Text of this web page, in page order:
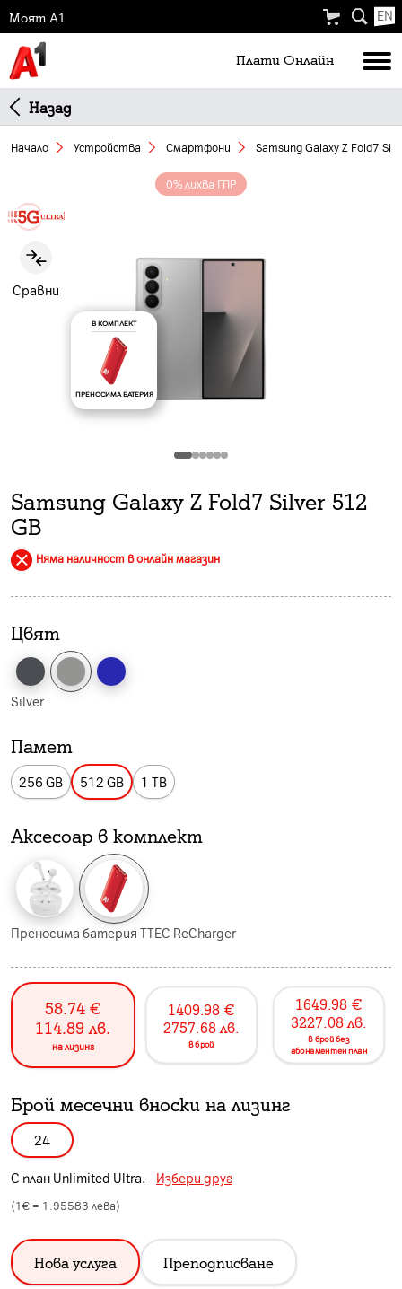
Моят А1 EN
Плати Oнлайн
Назад
Начало Устройства Смартфони Samsung Galaxy Z Fold7
0% лихва ГПР
Сравни
В КОМПЛЕКТ
ПРЕНОСИМА БАТЕРИЯ
Samsung Galaxy Z Fold7 Silver 512
GB
Няма наличност в онлайн магазин
Цвят
Silver
Памет
256 GB 512 GB 1 TB
Аксесоар в комплект
Преносима батерия TTEC ReCharger
58.74 €
114.89 лв.
на лизинг
1409.98 €
2757.68 лв.
в брой
1649.98 €
3227.08 лв.
в брой без
абонаментен план
Брой месечни вноски на лизинг
24
С план Unlimited Ultra. Избери друг
(1€ = 1.95583 лева)
Нова услуга Преподписване